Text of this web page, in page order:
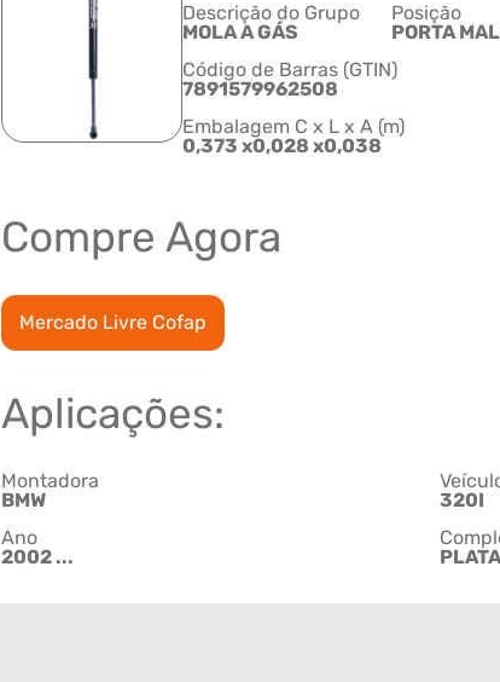
Descrição do Grupo
MOLA A GÁS
Posição
PORTA
Código de Barras (GTIN)
7891579962508
Embalagem C x L x A (m)
0,373 x0,028 x0,038
Compre Agora
Mercado Livre Cofap
Aplicações:
Montadora
BMW
320I
Ano
2002 ...